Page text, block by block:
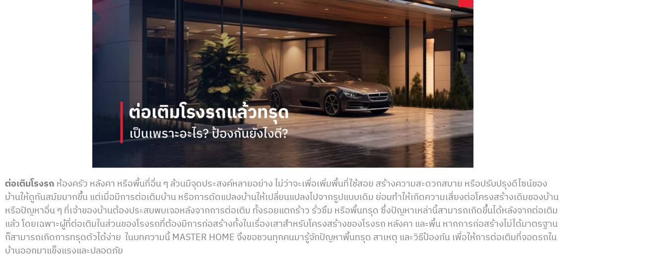
ต่อเติมโรงรถ ห้องครัว หลังคา หรือพื้นที่อื่น ๆ ล้วนมีจุดประสงค์หลายอย่าง ไม่ว่าจะเพื่อเพิ่มพื้นที่ใช้สอย สร้างความสะดวกสบาย หรือปรับปรุงดีไซน์ของ
บ้านให้ดูทันสมัยมากขึ้น แต่เมื่อมีการต่อเติมบ้าน หรือการดัดแปลงบ้านให้เปลี่ยนแปลงไปจากรูปแบบเดิม ย่อมทำให้เกิดความเสี่ยงต่อโครงสร้างเดิมของบ้าน
หรือปัญหาอื่น ๆ ที่เจ้าของบ้านต้องประสบพบเจอหลังจากการต่อเติม ทั้งรอยแตกร้าว รั่วซึม หรือพื้นทรุด ซึ่งปัญหาเหล่านี้สามารถเกิดขึ้นได้หลังจากต่อเติม
แล้ว โดยเฉพาะผู้ที่ต่อเติมในส่วนของโรงรถที่ต้องมีการก่อสร้างทั้งในเรื่องเสาสำหรับโครงสร้างของโรงรถ หลังคา และพื้น หากการก่อสร้างไม่ได้มาตรฐาน
ก็สามารถเกิดการทรุดตัวได้ง่าย ในบทความนี้ MASTER HOME จึงขอชวนทุกคนมารู้จักปัญหาพื้นทรุด สาเหตุ และวิธีป้องกัน เพื่อให้การต่อเติมที่จอดรถใน
บ้านออกมาแข็งแรงและปลอดภัย